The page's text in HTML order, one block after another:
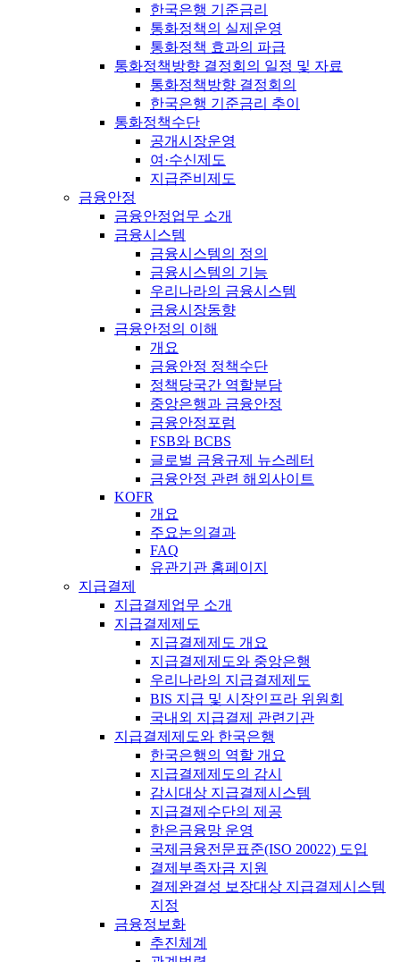
한국은행 기준금리
통화정책의 실제운영
통화정책 효과의 파급
통화정책방향 결정회의 일정 및 자료
통화정책방향 결정회의
한국은행 기준금리 추이
통화정책수단
공개시장운영
여·수신제도
지급준비제도
금융안정
금융안정업무 소개
금융시스템
금융시스템의 정의
금융시스템의 기능
우리나라의 금융시스템
금융시장동향
금융안정의 이해
개요
금융안정 정책수단
정책당국간 역할분담
중앙은행과 금융안정
금융안정포럼
FSB와 BCBS
글로벌 금융규제 뉴스레터
금융안정 관련 해외사이트
KOFR
개요
주요논의결과
FAQ
유관기관 홈페이지
지급결제
지급결제업무 소개
지급결제제도
지급결제제도 개요
지급결제제도와 중앙은행
우리나라의 지급결제제도
BIS 지급 및 시장인프라 위원회
국내외 지급결제 관련기관
지급결제제도와 한국은행
한국은행의 역할 개요
지급결제제도의 감시
감시대상 지급결제시스템
지급결제수단의 제공
한은금융망 운영
국제금융전문표준(ISO 20022) 도입
결제부족자금 지원
결제완결성 보장대상 지급결제시스템
지정
금융정보화
추진체계